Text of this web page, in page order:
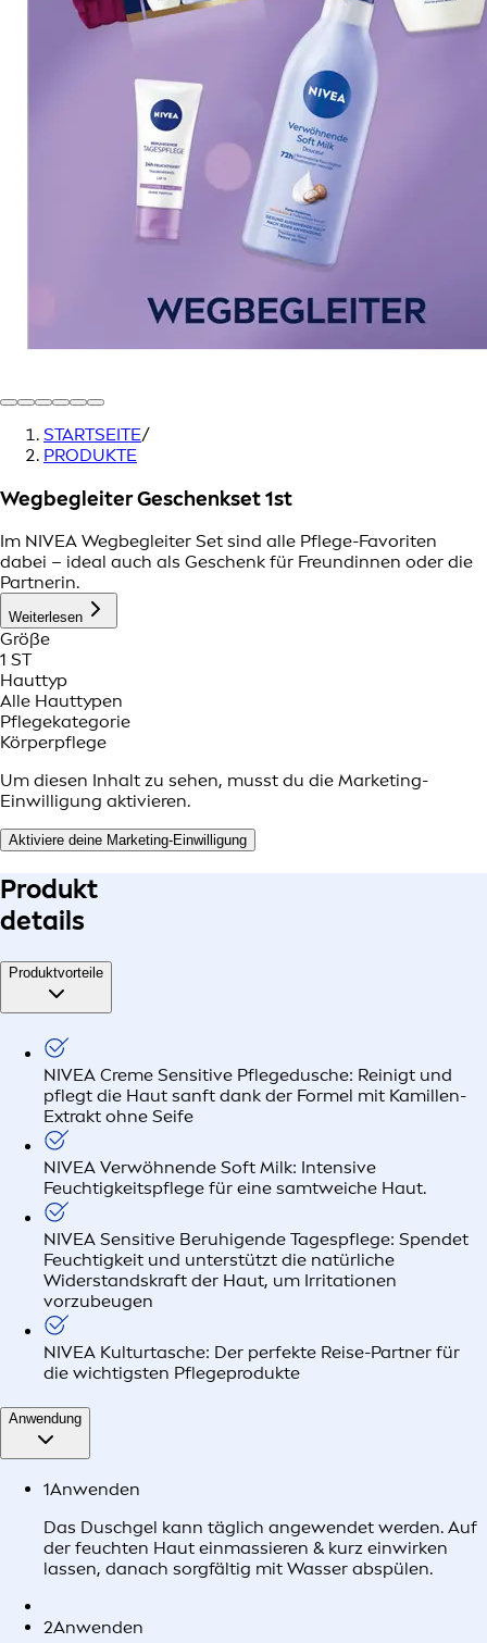
STARTSEITE/
PRODUKTE
Wegbegleiter Geschenkset 1st
Im NIVEA Wegbegleiter Set sind alle Pflege-Favoriten
dabei – ideal auch als Geschenk für Freundinnen oder die
Partnerin.
Weiterlesen
Größe
1 ST
Hauttyp
Alle Hauttypen
Pflegekategorie
Körperpflege
Um diesen Inhalt zu sehen, musst du die Marketing-
Einwilligung aktivieren.
Aktiviere deine Marketing-Einwilligung
Produkt
details
Produktvorteile
NIVEA Creme Sensitive Pflegedusche: Reinigt und
pflegt die Haut sanft dank der Formel mit Kamillen-
Extrakt ohne Seife
NIVEA Verwöhnende Soft Milk: Intensive
Feuchtigkeitspflege für eine samtweiche Haut.
NIVEA Sensitive Beruhigende Tagespflege: Spendet
Feuchtigkeit und unterstützt die natürliche
Widerstandskraft der Haut, um Irritationen
vorzubeugen
NIVEA Kulturtasche: Der perfekte Reise-Partner für
die wichtigsten Pflegeprodukte
Anwendung
1Anwenden
Das Duschgel kann täglich angewendet werden. Auf
der feuchten Haut einmassieren & kurz einwirken
lassen, danach sorgfältig mit Wasser abspülen.
2Anwenden